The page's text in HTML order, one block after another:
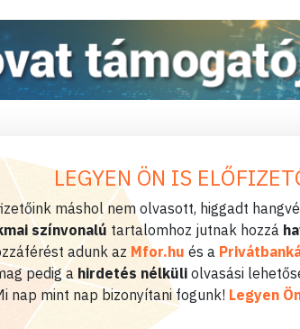
LEGYEN ÖN IS
máshol nem olvasott, higgadt
színvonalú tartalomhoz jutnak hozzá
adunk az Mfor.hu és a
pedig a hirdetés nélküli olvasási
nap mint nap bizonyítani fogunk! Legyen